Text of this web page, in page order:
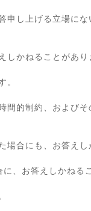
申し上げる立場に
かねることがあり
。
的制約、および
合にも、お答えし
、お答えしかねる